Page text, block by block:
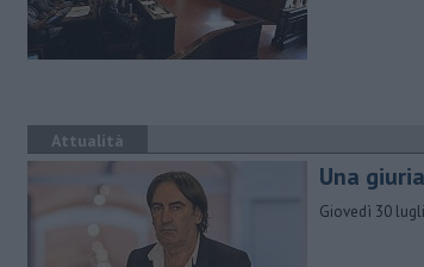
Attualità
Una
Giovedì 30